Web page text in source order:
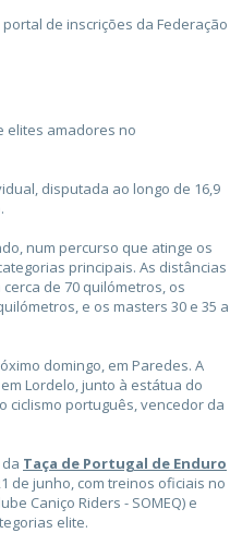
de inscrições da Federação
elites amadores no
disputada ao longo de 16,9
num percurso que atinge os
principais. As distâncias
de 70 quilómetros, os
e os masters 30 e 35 a
domingo, em Paredes. A
Lordelo, junto à estátua do
ciclismo português, vencedor da
Taça de Portugal de Enduro
de junho, com treinos oficiais no
Caniço Riders - SOMEQ) e
elite.